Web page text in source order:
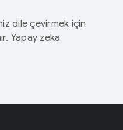
dile çevirmek için
Yapay zeka